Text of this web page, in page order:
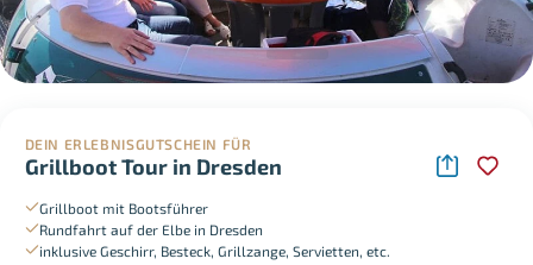
DEIN ERLEBNISGUTSCHEIN FÜR
Grillboot Tour in Dresden
Grillboot mit Bootsführer
Rundfahrt auf der Elbe in Dresden
inklusive Geschirr, Besteck, Grillzange, Servietten, etc.